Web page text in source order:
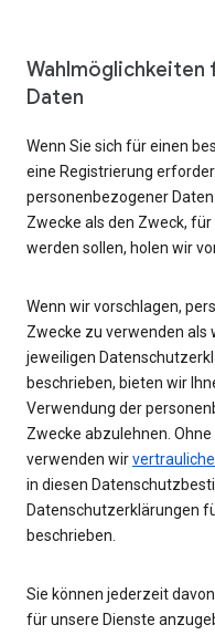
Wahlmöglichkeiten
Daten
Wenn Sie sich für einen
eine Registrierung
personenbezogener
Zwecke als den Zweck,
werden sollen, holen wir
Wenn wir vorschlagen,
Zwecke zu verwenden als
jeweiligen
beschrieben, bieten wir
Verwendung der
Zwecke abzulehnen.
verwenden wir
in diesen
Datenschutzerklärungen
beschrieben.
Sie können jederzeit
für unsere Dienste